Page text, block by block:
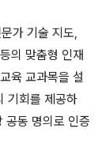
가 기술 지도,
의 맞춤형 인재
육 교과목을 설
기회를 제공하
공동 명의로 인증